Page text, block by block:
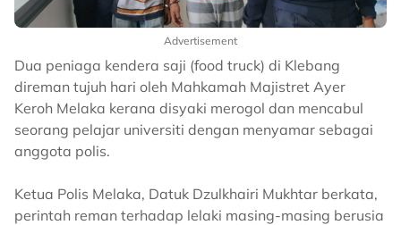
Advertisement
Dua peniaga kendera saji (food truck) di Klebang
direman tujuh hari oleh Mahkamah Majistret Ayer
Keroh Melaka kerana disyaki merogol dan mencabul
seorang pelajar universiti dengan menyamar sebagai
anggota polis.
Ketua Polis Melaka, Datuk Dzulkhairi Mukhtar berkata,
perintah reman terhadap lelaki masing-masing berusia